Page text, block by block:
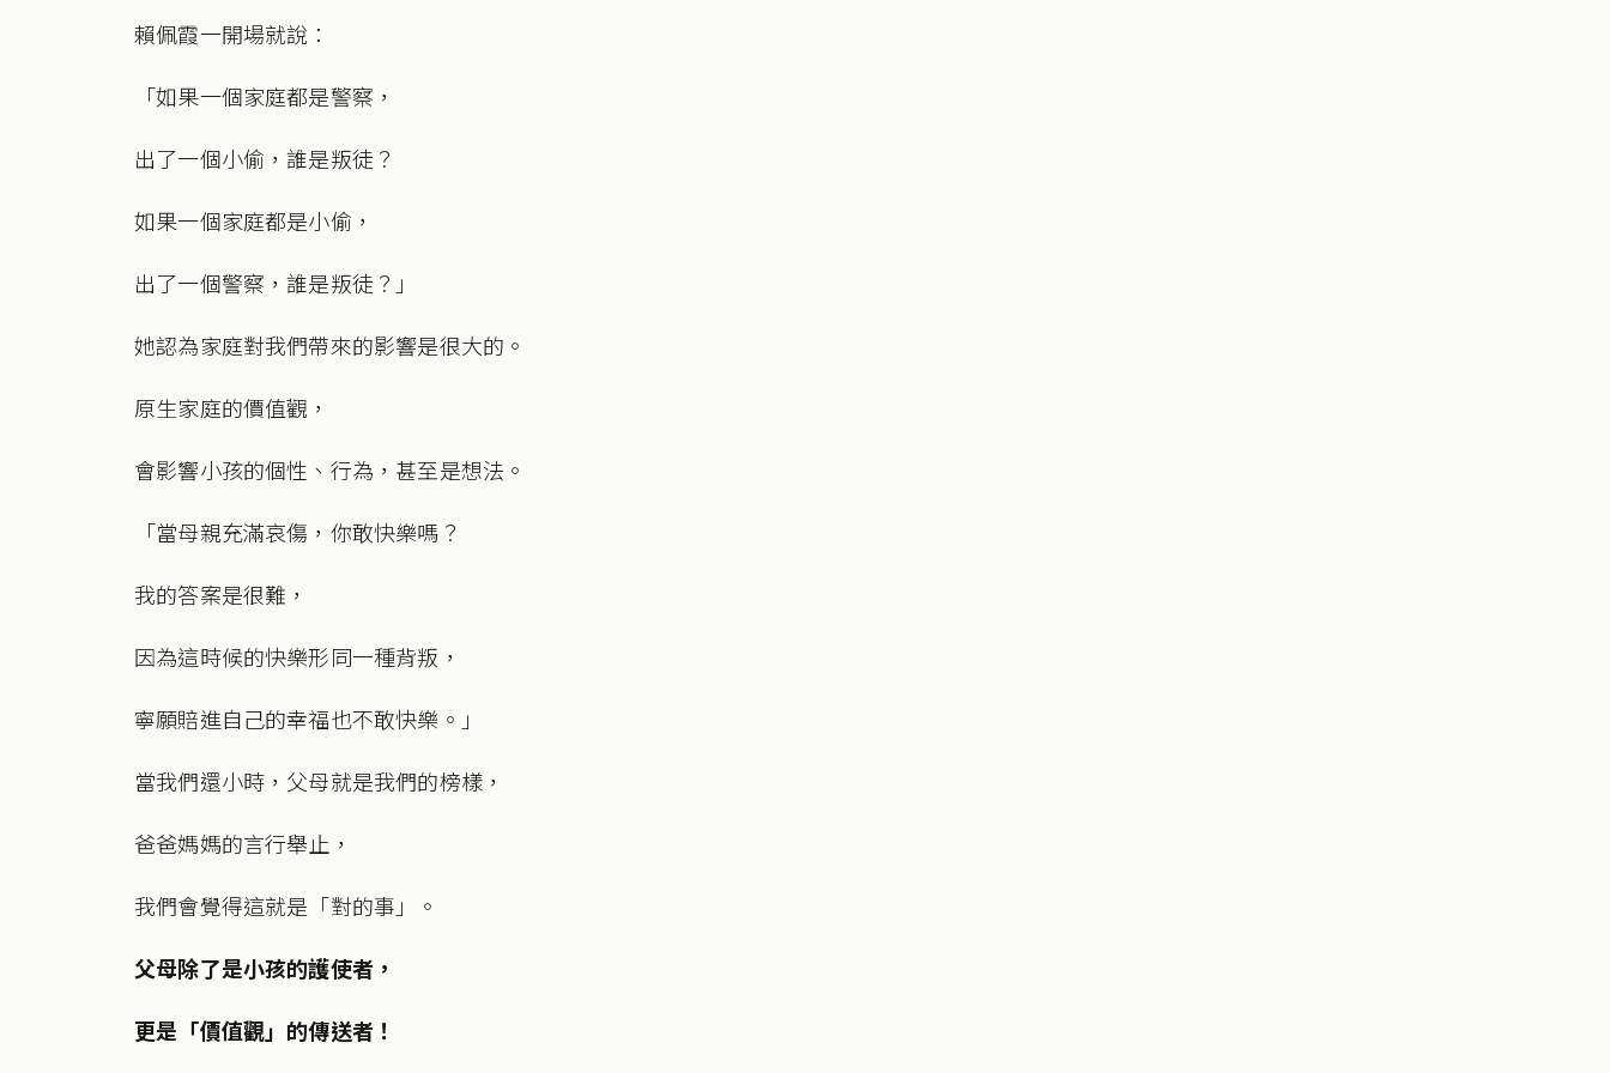
賴佩霞一開場就說：
「如果一個家庭都是警察，
出了一個小偷，誰是叛徒？
如果一個家庭都是小偷，
出了一個警察，誰是叛徒？」
她認為家庭對我們帶來的影響是很大的。
原生家庭的價值觀，
會影響小孩的個性、行為，甚至是想法。
「當母親充滿哀傷，你敢快樂嗎？
我的答案是很難，
因為這時候的快樂形同一種背叛，
寧願賠進自己的幸福也不敢快樂。」
當我們還小時，父母就是我們的榜樣，
爸爸媽媽的言行舉止，
我們會覺得這就是「對的事」。
父母除了是小孩的護使者，
更是「價值觀」的傳送者！